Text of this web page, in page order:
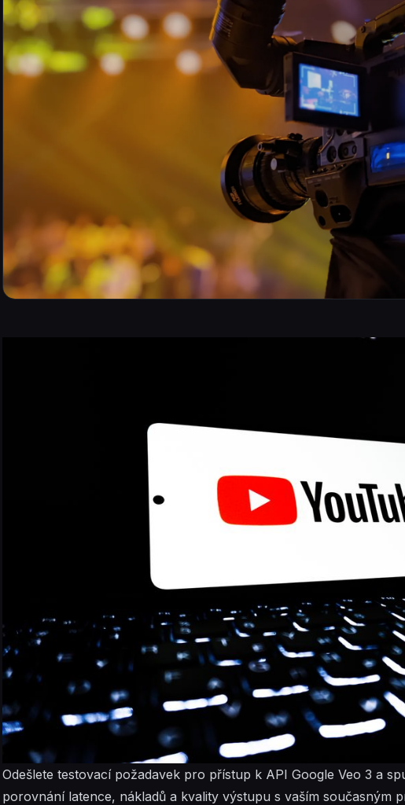
Odešlete testovací požadavek pro přístup k API Google Veo 3 a
porovnání latence, nákladů a kvality výstupu s vaším současným